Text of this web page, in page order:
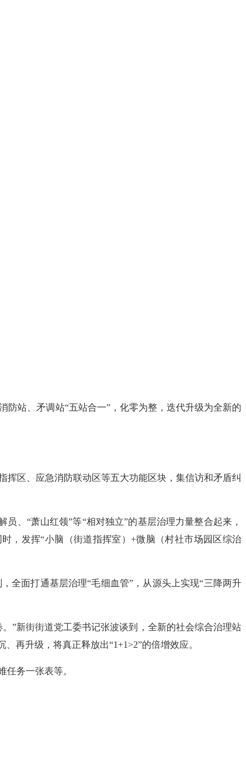
站、矛调站“五站合一”，化零为整，迭代升级为全新的
区、应急消防联动区等五大功能区块，集信访和矛盾纠
、“萧山红领”等“相对独立”的基层治理力量整合起来，
，发挥“小脑（街道指挥室）+微脑（村社市场园区综治
全面打通基层治理“毛细血管”，从源头上实现“三降两升
”新街街道党工委书记张波谈到，全新的社会综合治理站
再升级，将真正释放出“1+1>2”的倍增效应。
任务一张表等。